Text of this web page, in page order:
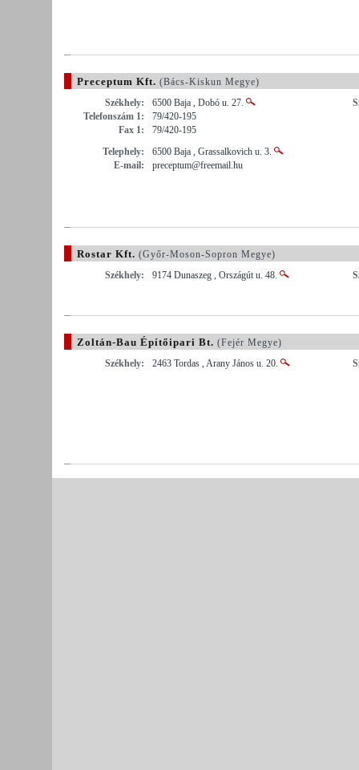
Preceptum Kft. (Bács-Kiskun Megye)
Székhely:
6500 Baja , Dobó u. 27.
Telefonszám 1:
79/420-195
Fax 1:
79/420-195
Telephely:
6500 Baja , Grassalkovich u. 3.
E-mail:
preceptum@freemail.hu
Rostar Kft. (Győr-Moson-Sopron Megye)
Székhely:
9174 Dunaszeg , Országút u. 48.
Zoltán-Bau Építőipari Bt. (Fejér Megye)
Székhely:
2463 Tordas , Arany János u. 20.